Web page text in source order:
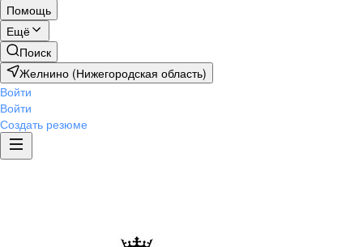
Помощь
Ещё
Поиск
Желнино (Нижегородская область)
Войти
Войти
Создать резюме